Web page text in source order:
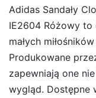
Adidas Sandały
IE2604 Różowy
małych
Produkowane
zapewniają one
wygląd. Dostępne